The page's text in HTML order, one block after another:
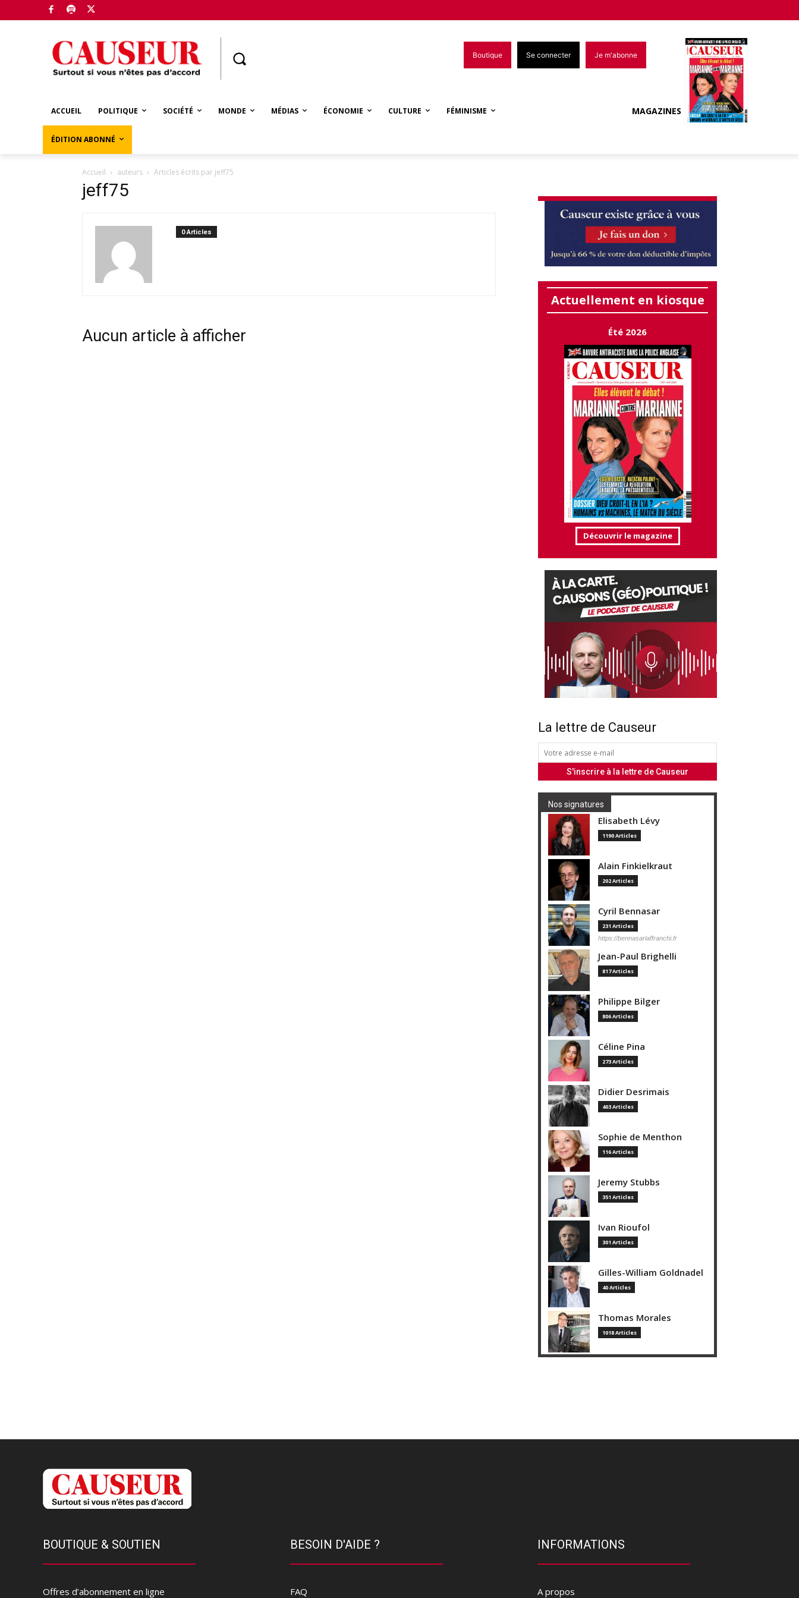
Boutique Se connecter Je m'abonne
ACCUEIL POLITIQUE SOCIÉTÉ MONDE MÉDIAS ÉCONOMIE CULTURE FÉMINISME
ÉDITION ABONNÉ
MAGAZINES
Accueil auteurs Articles écrits par jeff75
jeff75
0 Articles
Aucun article à afficher
Actuellement en kiosque
Été 2026
Découvrir le magazine
La lettre de Causeur
Nos signatures
Elisabeth Lévy
1190 Articles
Alain Finkielkraut
202 Articles
Cyril Bennasar
231 Articles
https://bennasarlaffranchi.fr
Jean-Paul Brighelli
817 Articles
Philippe Bilger
806 Articles
Céline Pina
273 Articles
Didier Desrimais
403 Articles
Sophie de Menthon
116 Articles
Jeremy Stubbs
351 Articles
Ivan Rioufol
301 Articles
Gilles-William Goldnadel
40 Articles
Thomas Morales
1018 Articles
BOUTIQUE & SOUTIEN
Offres d’abonnement en ligne
BESOIN D'AIDE ?
FAQ
INFORMATIONS
A propos